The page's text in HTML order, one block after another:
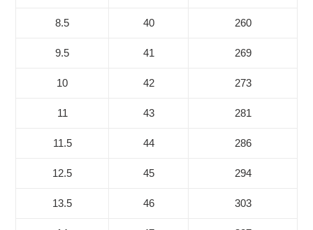
8.5 40 260
9.5 41 269
10 42 273
11 43 281
11.5 44 286
12.5 45 294
13.5 46 303